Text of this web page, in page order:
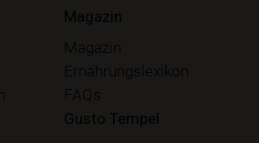
Magazin
Magazin
Ernährungslexikon
FAQs
Gusto Tempel